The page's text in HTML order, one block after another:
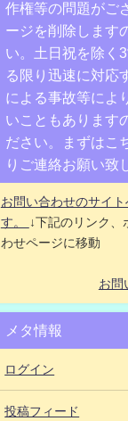
作権等の問題がご
ージを削除します
い。土日祝を除く
る限り迅速に対応
による事故等によ
いこともあります
ださい。まずはこ
りご連絡お願い致
お問い合わせのサイ
す。
↓下記のリンク、
わせページに移動
お問
メタ情報
ログイン
投稿フィード